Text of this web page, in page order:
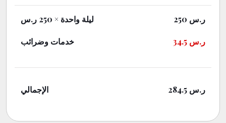
ليلة واحدة × 250 ر.س 250 ر.س
خدمات وضرائب 34.5 ر.س
الإجمالي 284.5 ر.س